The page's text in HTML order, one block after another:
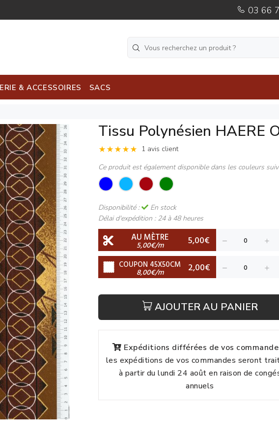
03 66
& ACCESSOIRES SACS
Tissu Polynésien HAERE
1 avis client
Ce produit est également disponible dans les couleurs
Disponibilité :
En stock
Délai d'expédition : 24 à 48 heures
AU MÈTRE
5,00€/m 5,00€
COUPON 45X50CM
8,00€/m 2,00€
AJOUTER AU PANIER
Expéditions différées de vos
les expéditions de vos commandes seront
à partir du lundi 24 août en raison de
annuels